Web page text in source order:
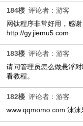
184楼 评论者：游客
网钛程序非常好用，感谢
http://gy.jiemu5.com
183楼 评论者：游客
请问管理员怎么做悬浮
看教程。
182楼 评论者：游客
www.qqmomo.com 沫